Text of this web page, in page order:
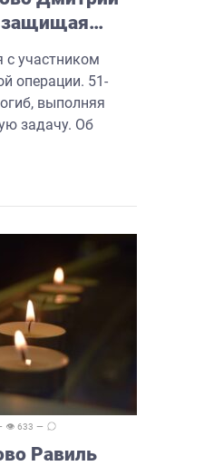
защищая
с участником
операции. 51-
выполняя
задачу. Об
👁 633 —
Равиль